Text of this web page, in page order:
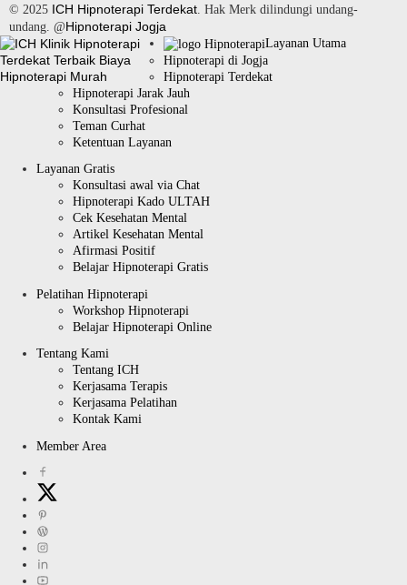
© 2025 ICH Hipnoterapi Terdekat . Hak Merk dilindungi undang-
undang. @Hipnoterapi Jogja
Layanan Utama
Hipnoterapi di Jogja
Hipnoterapi Terdekat
Hipnoterapi Jarak Jauh
Konsultasi Profesional
Teman Curhat
Ketentuan Layanan
Layanan Gratis
Konsultasi awal via Chat
Hipnoterapi Kado ULTAH
Cek Kesehatan Mental
Artikel Kesehatan Mental
Afirmasi Positif
Belajar Hipnoterapi Gratis
Pelatihan Hipnoterapi
Workshop Hipnoterapi
Belajar Hipnoterapi Online
Tentang Kami
Tentang ICH
Kerjasama Terapis
Kerjasama Pelatihan
Kontak Kami
Member Area